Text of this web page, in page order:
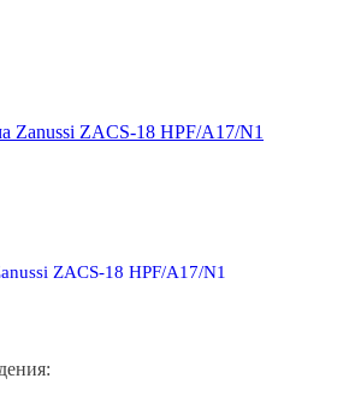
ZACS-18 HPF/A17/N1